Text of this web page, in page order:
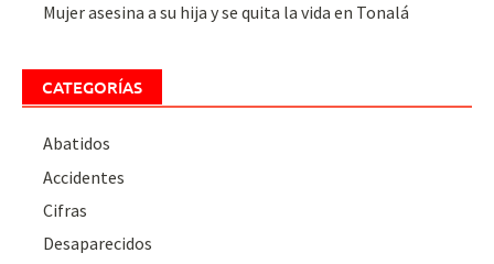
Mujer asesina a su hija y se quita la vida en Tonalá
CATEGORÍAS
Abatidos
Accidentes
Cifras
Desaparecidos